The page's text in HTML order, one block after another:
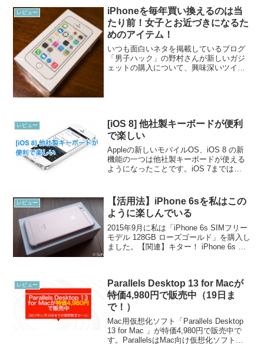
たのです。いつもブログの記事を楽しま
せてい...
レビュー
iPhoneを毎年買い換えるのは当
たり前！女子とお近づきになるた
めのアイテム！
いつも面白いネタを掲載しているブログ
「男子ハック」の野村さんが新しいガジ
ェットの購入について、興味深いツイー
レビュー
[iOS 8] 他社製キーボードが便利
で楽しい
Appleの新しいモバイルOS、iOS 8 の新
機能の一つは他社製キーボードが使える
ようになったことです。iOS 7までは
って好きなキーボードを使うことがで...
レビュー
【活用法】iPhone 6sを私はこの
ように楽しんでいる
2015年9月に私は「iPhone 6s SIMフリー
モデル 128GB ローズゴールド」を購入し
ました。【関連】キター！ iPhone 6s ロ
レビュー
Parallels Desktop 13 for Macが
特価4,980円で販売中（19日ま
で！）
Mac用仮想化ソフト「Parallels Desktop
13 for Mac 」が特価4,980円で販売中で
す。ParallelsはMac向け仮想化ソフトの